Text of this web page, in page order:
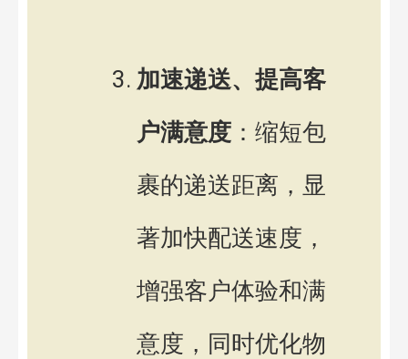
加速递送、提高客
户满意度 ：缩短包
裹的递送距离，显
著加快配送速度，
增强客户体验和满
意度，同时优化物